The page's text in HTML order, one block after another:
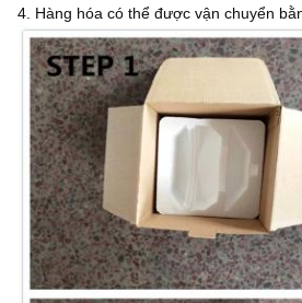
4. Hàng hóa có thể được vận chuyển